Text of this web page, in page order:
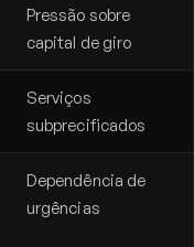
Pressão sobre
capital de giro
Serviços
subprecificados
Dependência de
urgências